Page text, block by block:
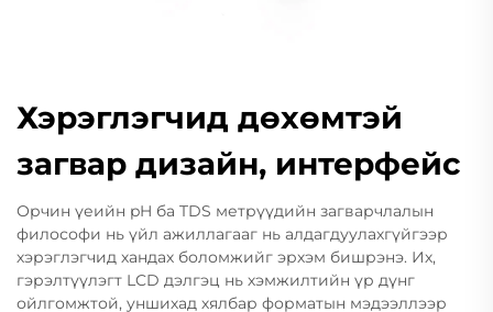
Хэрэглэгчид дөхөмтэй
загвар дизайн, интерфейс
Орчин үеийн pH ба TDS метрүүдийн загварчлалын
философи нь үйл ажиллагааг нь алдагдуулахгүйгээр
хэрэглэгчид хандах боломжийг эрхэм бишрэнэ. Их,
гэрэлтүүлэгт LCD дэлгэц нь хэмжилтийн үр дүнг
ойлгомжтой, уншихад хялбар форматын мэдээллээр